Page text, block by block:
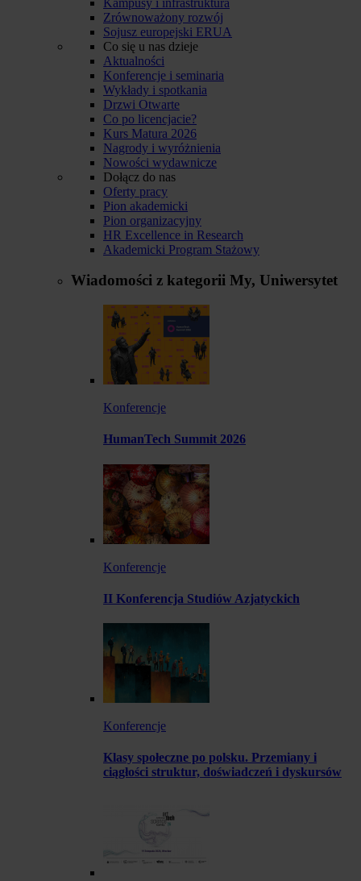
Zrównoważony rozwój
Sojusz europejski ERUA
Co się u nas dzieje
Aktualności
Konferencje i seminaria
Wykłady i spotkania
Drzwi Otwarte
Co po licencjacie?
Kurs Matura 2026
Nagrody i wyróżnienia
Nowości wydawnicze
Dołącz do nas
Oferty pracy
Pion akademicki
Pion organizacyjny
HR Excellence in Research
Akademicki Program Stażowy
Wiadomości z kategorii My, Uniwersytet
Konferencje
HumanTech Summit 2026
Konferencje
II Konferencja Studiów Azjatyckich
Konferencje
Klasy społeczne po polsku. Przemiany i
ciągłości struktur, doświadczeń i dyskursów